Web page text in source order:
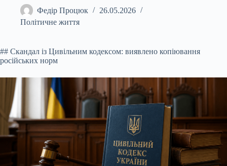
Федір Процюк
26.05.2026
Політичне життя
## Скандал із Цивільним кодексом: виявлено копіювання
російських норм